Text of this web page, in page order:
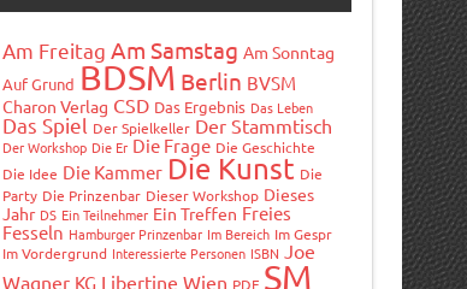
Am Freitag Am Samstag Am Sonntag
Auf Grund BDSM Berlin BVSM
Charon Verlag CSD Das Ergebnis Das Leben
Das Spiel Der Spielkeller Der Stammtisch
Der Workshop Die Er Die Frage Die Geschichte
Die Idee Die Kammer Die Kunst Die
Party Die Prinzenbar Dieser Workshop Dieses
Jahr DS Ein Teilnehmer Ein Treffen Freies
Fesseln Hamburger Prinzenbar Im Bereich Im Gespr
Im Vordergrund Interessierte Personen ISBN
Joe
Wagner KG Libertine Wien PDF SM